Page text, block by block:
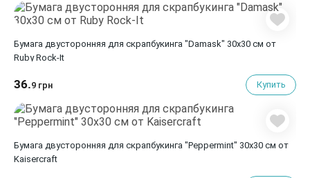
Бумага двусторонняя для скрапбукинга "Damask" 30х30 см от
Ruby Rock-It
36.9 грн Купить
Бумага двусторонняя для скрапбукинга "Peppermint" 30х30 см от
Kaisercraft